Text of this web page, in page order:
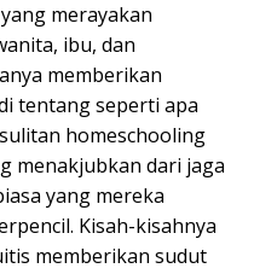
merayakan
ibu, dan
memberikan
tentang seperti apa
homeschooling
menakjubkan dari jaga
yang mereka
Kisah-kisahnya
memberikan sudut